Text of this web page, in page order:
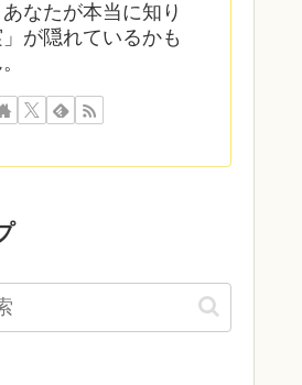
なたが本当に知り
が隠れているかも